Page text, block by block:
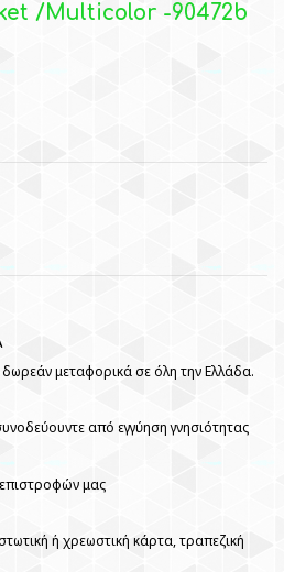
/Multicolor -90472b
μεταφορικά σε όλη την Ελλάδα.
από εγγύηση γνησιότητας
μας
ή χρεωστική κάρτα, τραπεζική